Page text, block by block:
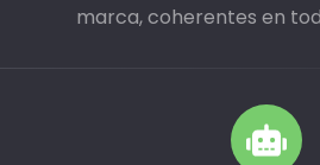
marca, coherentes en